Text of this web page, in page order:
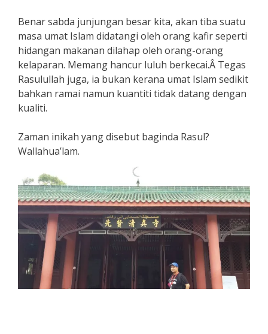
Benar sabda junjungan besar kita, akan tiba suatu
masa umat Islam didatangi oleh orang kafir seperti
hidangan makanan dilahap oleh orang-orang
kelaparan. Memang hancur luluh berkecai.Â Tegas
Rasulullah juga, ia bukan kerana umat Islam sedikit
bahkan ramai namun kuantiti tidak datang dengan
kualiti.
Zaman inikah yang disebut baginda Rasul?
Wallahua’lam.